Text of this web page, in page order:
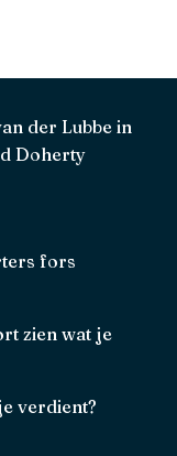
der Lubbe in
Doherty
fors
zien wat je
verdient?